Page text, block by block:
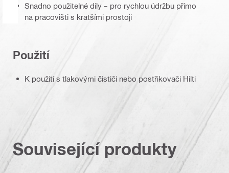
Snadno použitelné díly – pro rychlou údržbu přímo
na pracovišti s kratšími prostoji
Použití
K použití s tlakovými čističi nebo postřikovači Hilti
Související produkty